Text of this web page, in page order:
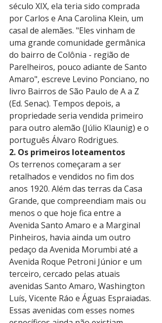
século XIX, ela teria sido comprada
por Carlos e Ana Carolina Klein, um
casal de alemães. "Eles vinham de
uma grande comunidade germânica
do bairro de Colônia - região de
Parelheiros, pouco adiante de Santo
Amaro", escreve Levino Ponciano, no
livro Bairros de São Paulo de A a Z
(Ed. Senac). Tempos depois, a
propriedade seria vendida primeiro
para outro alemão (Júlio Klaunig) e o
português Álvaro Rodrigues.
2. Os primeiros loteamentos
Os terrenos começaram a ser
retalhados e vendidos no fim dos
anos 1920. Além das terras da Casa
Grande, que compreendiam mais ou
menos o que hoje fica entre a
Avenida Santo Amaro e a Marginal
Pinheiros, havia ainda um outro
pedaço da Avenida Morumbi até a
Avenida Roque Petroni Júnior e um
terceiro, cercado pelas atuais
avenidas Santo Amaro, Washington
Luís, Vicente Ráo e Águas Espraiadas.
Essas avenidas com esses nomes